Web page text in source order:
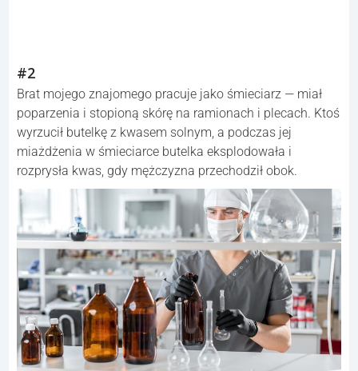
#2
Brat mojego znajomego pracuje jako śmieciarz — miał
poparzenia i stopioną skórę na ramionach i plecach. Ktoś
wyrzucił butelkę z kwasem solnym, a podczas jej
miażdżenia w śmieciarce butelka eksplodowała i
rozprysła kwas, gdy mężczyzna przechodził obok.